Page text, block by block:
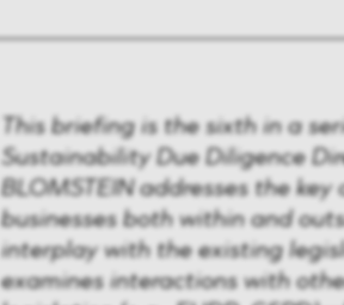
This briefing is the sixth in a
Sustainability Due Diligence
BLOMSTEIN addresses the
businesses both within and
interplay with the existing
examines interactions with